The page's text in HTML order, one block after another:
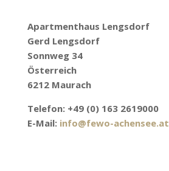
Apartmenthaus Lengsdorf
Gerd Lengsdorf
Sonnweg 34
Österreich
6212 Maurach
Telefon: +49 (0) 163 2619000
E-Mail: info@fewo-achensee.at